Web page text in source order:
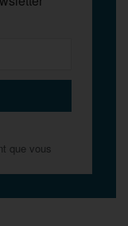
que vous